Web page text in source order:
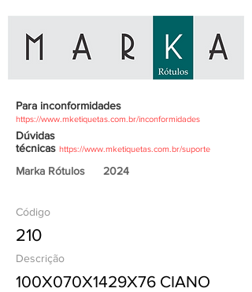
Para inconformidades
https://www.mketiquetas.com.br/inconformidades
Dúvidas
técnicas https://www.mketiquetas.com.br/suporte
Marka Rótulos 2024
Código
210
Descrição
100X070X1429X76 CIANO